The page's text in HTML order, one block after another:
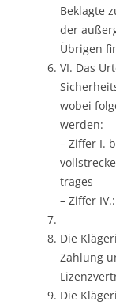
Beklagte
der
Übrigen
VI. Das
wobei
werden:
– Ziffer I.
trages
– Ziffer
Die
Zahlung
Die